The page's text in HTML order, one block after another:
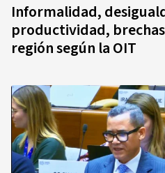
Informalidad,
productividad,
región según la OIT